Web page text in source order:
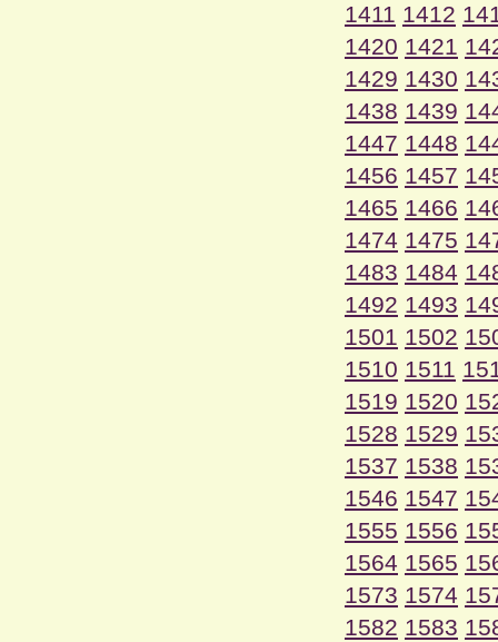
1411 1412
1420 1421
1429 1430
1438 1439
1447 1448
1456 1457
1465 1466
1474 1475
1483 1484
1492 1493
1501 1502
1510 1511
1519 1520
1528 1529
1537 1538
1546 1547
1555 1556
1564 1565
1573 1574
1582 1583